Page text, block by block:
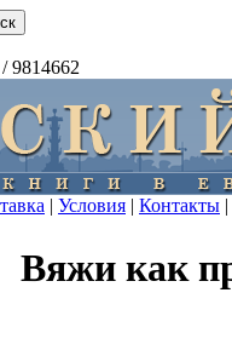
9814662
| Условия | Контакты |
Вяжи как